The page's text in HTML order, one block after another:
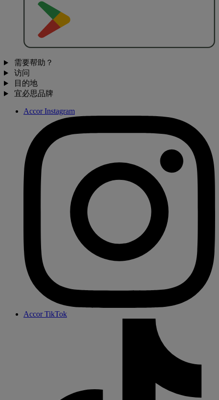
需要帮助？
访问
目的地
宜必思品牌
Accor Instagram
Accor TikTok